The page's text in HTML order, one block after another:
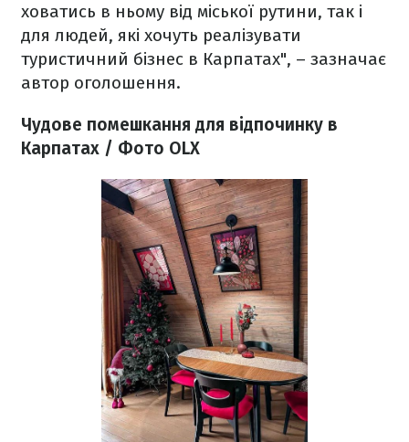
ховатись в ньому від міської рутини, так і
для людей, які хочуть реалізувати
туристичний бізнес в Карпатах", – зазначає
автор оголошення.
Чудове помешкання для відпочинку в
Карпатах / Фото OLX